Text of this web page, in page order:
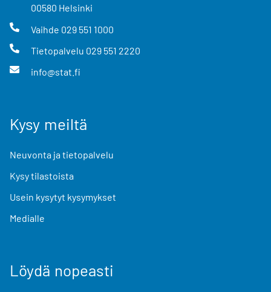
00580 Helsinki
Vaihde 029 551 1000
Tietopalvelu 029 551 2220
info@stat.fi
Kysy meiltä
Neuvonta ja tietopalvelu
Kysy tilastoista
Usein kysytyt kysymykset
Medialle
Löydä nopeasti